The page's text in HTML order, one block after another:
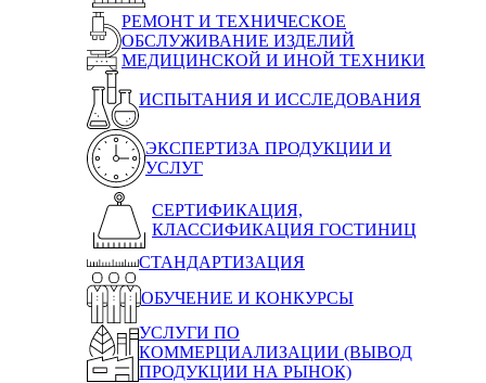
РЕМОНТ И ТЕХНИЧЕСКОЕ
ОБСЛУЖИВАНИЕ ИЗДЕЛИЙ
МЕДИЦИНСКОЙ И ИНОЙ ТЕХНИКИ
ИСПЫТАНИЯ И ИССЛЕДОВАНИЯ
ЭКСПЕРТИЗА ПРОДУКЦИИ И
УСЛУГ
СЕРТИФИКАЦИЯ,
КЛАССИФИКАЦИЯ ГОСТИНИЦ
СТАНДАРТИЗАЦИЯ
ОБУЧЕНИЕ И КОНКУРСЫ
УСЛУГИ ПО
КОММЕРЦИАЛИЗАЦИИ (ВЫВОД
ПРОДУКЦИИ НА РЫНОК)